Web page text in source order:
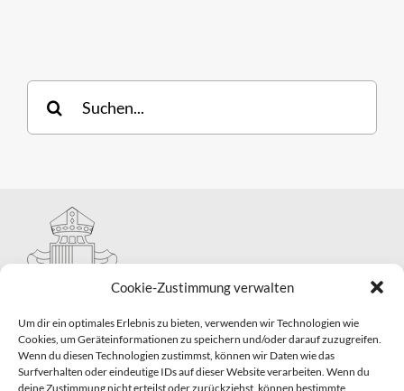
Cookie-Zustimmung verwalten
Um dir ein optimales Erlebnis zu bieten, verwenden wir Technologien wie
Cookies, um Geräteinformationen zu speichern und/oder darauf zuzugreifen.
Wenn du diesen Technologien zustimmst, können wir Daten wie das
Surfverhalten oder eindeutige IDs auf dieser Website verarbeiten. Wenn du
deine Zustimmung nicht erteilst oder zurückziehst, können bestimmte
nach:
Hauptabteilung II – Seelsorge
Pastorale Grunddienste und Sakramentenpastoral